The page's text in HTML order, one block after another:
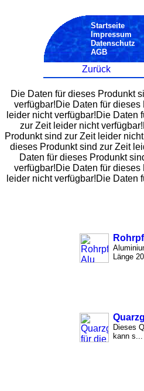
Startseite
Impressum
Datenschutz
AGB
Zurück
Die Daten für dieses Produnkt
verfügbar!Die Daten für
leider nicht verfügbar!Die Daten
zur Zeit leider nicht
Produnkt sind zur Zeit leider
dieses Produnkt sind zur Zeit
Daten für dieses Produnkt
verfügbar!Die Daten für
leider nicht verfügbar!Die Daten
Länge
Dieses
kann s...